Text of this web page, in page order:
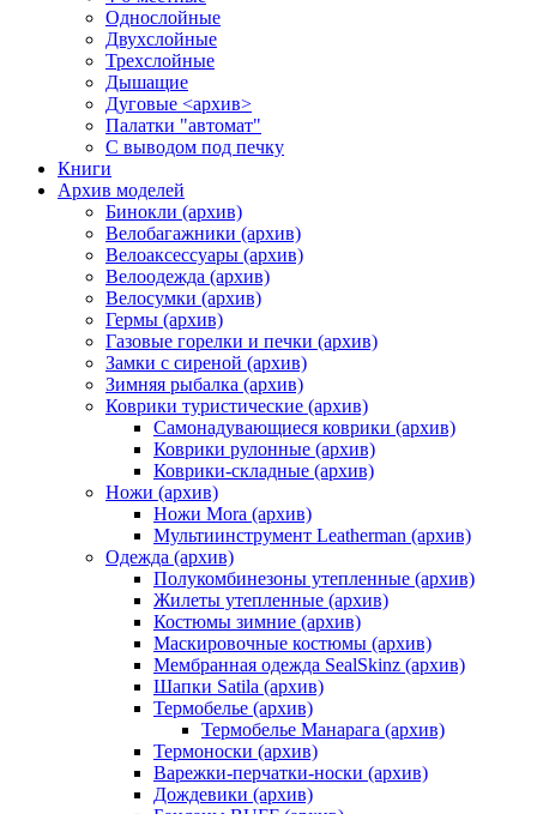
Однослойные
Двухслойные
Трехслойные
Дышащие
Дуговые <архив>
Палатки "автомат"
C выводом под печку
Книги
Архив моделей
Бинокли (архив)
Велобагажники (архив)
Велоаксессуары (архив)
Велоодежда (архив)
Велосумки (архив)
Гермы (архив)
Газовые горелки и печки (архив)
Замки с сиреной (архив)
Зимняя рыбалка (архив)
Коврики туристические (архив)
Самонадувающиеся коврики (архив)
Коврики рулонные (архив)
Коврики-складные (архив)
Ножи (архив)
Ножи Mora (архив)
Мультиинструмент Leatherman (архив)
Одежда (архив)
Полукомбинезоны утепленные (архив)
Жилеты утепленные (архив)
Костюмы зимние (архив)
Маскировочные костюмы (архив)
Мембранная одежда SealSkinz (архив)
Шапки Satila (архив)
Термобелье (архив)
Термобелье Манарага (архив)
Термоноски (архив)
Варежки-перчатки-носки (архив)
Дождевики (архив)